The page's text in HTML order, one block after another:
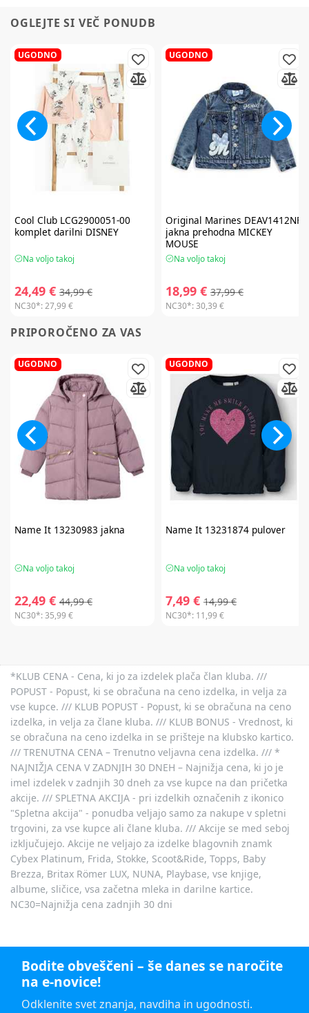
OGLEJTE SI VEČ PONUDB
UGODNO
Cool ClubLCG2900051-00
komplet darilni DISNEY
Na voljo takoj
24,49 € 34,99 €
NC30*:27,99 €
UGODNO
Original Marines DEAV1412NF
jakna prehodna MICKEY
MOUSE
Na voljo takoj
18,99 € 37,99 €
NC30*:30,39 €
PRIPOROČENO ZA VAS
UGODNO
Name It13230983 jakna
Na voljo takoj
22,49 € 44,99 €
NC30*:35,99 €
UGODNO
Name It13231874 pulover
Na voljo takoj
7,49 € 14,99 €
NC30*: 11,99 €
*KLUB CENA - Cena, ki jo za izdelek plača član kluba. ///
POPUST - Popust, ki se obračuna na ceno izdelka, in velja za
vse kupce. /// KLUB POPUST - Popust, ki se obračuna na ceno
izdelka, in velja za člane kluba. /// KLUB BONUS - Vrednost, ki
se obračuna na ceno izdelka in se prišteje na klubsko kartico.
/// TRENUTNA CENA – Trenutno veljavna cena izdelka. /// *
NAJNIŽJA CENA V ZADNJIH 30 DNEH – Najnižja cena, ki jo je
imel izdelek v zadnjih 30 dneh za vse kupce na dan pričetka
akcije. /// SPLETNA AKCIJA - pri izdelkih označenih z ikonico
"Spletna akcija" - ponudba veljajo samo za nakupe v spletni
trgovini, za vse kupce ali člane kluba. /// Akcije se med seboj
izključujejo. Akcije ne veljajo za izdelke blagovnih znamk
Cybex Platinum, Frida, Stokke, Scoot&Ride, Topps, Baby
Brezza, Britax Römer LUX, NUNA, Playbase, vse knjige,
albume, sličice, vsa začetna mleka in darilne kartice.
NC30=Najnižja cena zadnjih 30 dni
Bodite obveščeni – še danes se naročite
na e-novice!
Odklenite svet znanja, navdiha in ugodnosti.